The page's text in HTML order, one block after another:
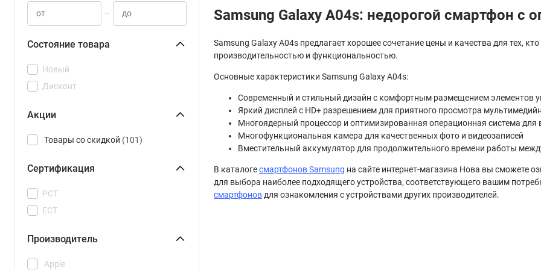
–
Состояние товара
Новый
Дисконт
Акции
Товары со скидкой (101)
Сертификация
РСТ
ЕСТ
Производитель
Apple
Samsung Galaxy A04s: недорогой смартфон
Samsung Galaxy A04s предлагает хорошее сочетание цены и качества для тех,
производительностью и функциональностью.
Основные характеристики Samsung Galaxy A04s:
Современный и стильный дизайн с комфортным размещением элементов
Яркий дисплей с HD+ разрешением для приятного просмотра
Многоядерный процессор и оптимизированная операционная система
Многофункциональная камера для качественных фото и видеозаписей
Вместительный аккумулятор для продолжительного времени работы
В каталогесмартфонов Samsung на сайте интернет-магазина Нова вы сможете
для выбора наиболее подходящего устройства, соответствующего вашим
смартфонов для ознакомления с устройствами других производителей.